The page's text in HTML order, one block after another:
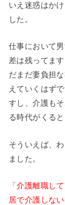
いえ迷惑はか
した。
仕事において
差は残ってま
だまだ妻負担
えていくはず
すし、介護も
る時代がくると
そういえば、
ました。
「介護離職し
居で介護しない